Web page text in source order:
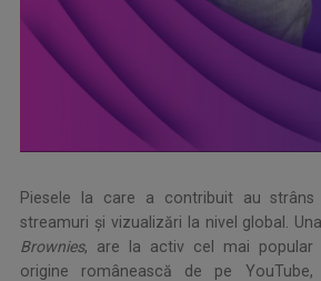
Piesele la care a contribuit au
streamuri și vizualizări la nivel global.
Brownies, are la activ cel mai popular
origine românească de pe